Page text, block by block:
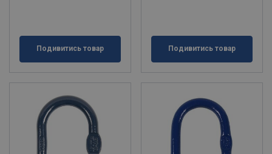
Подивитись товар Подивитись товар